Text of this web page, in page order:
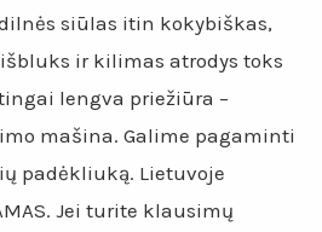
siūlas itin kokybiškas,
ir kilimas atrodys toks
lengva priežiūra –
mašina. Galime pagaminti
padėkliuką. Lietuvoje
Jei turite klausimų